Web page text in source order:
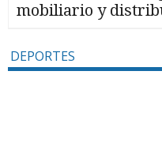
mobiliario y
DEPORTES